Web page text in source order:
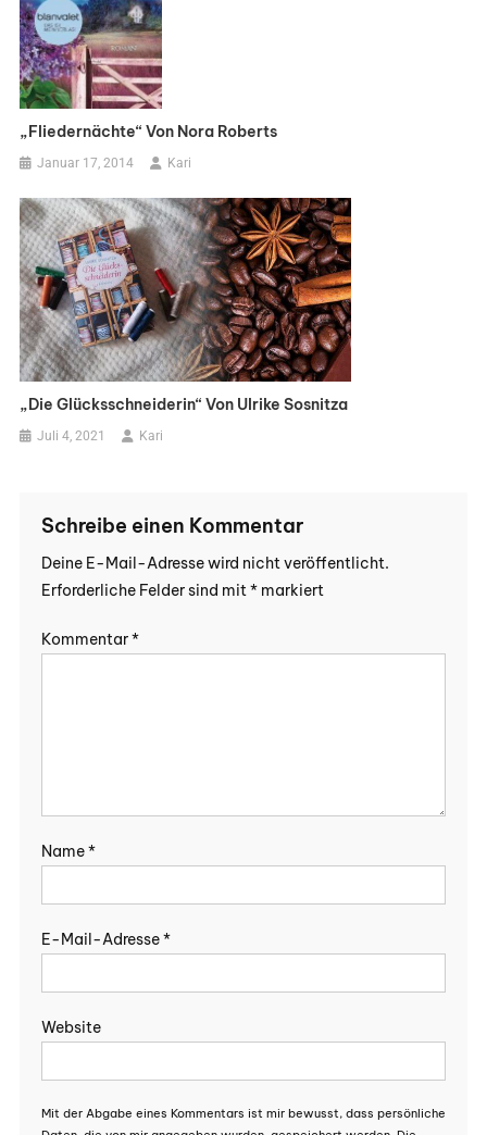
„Fliedernächte“ Von Nora Roberts
Januar 17, 2014 Kari
„Die Glücksschneiderin“ Von Ulrike Sosnitza
Juli 4, 2021 Kari
Schreibe einen Kommentar
Deine E-Mail-Adresse wird nicht veröffentlicht.
Erforderliche Felder sind mit *markiert
Kommentar*
Name*
E-Mail-Adresse*
Website
Mit der Abgabe eines Kommentars ist mir bewusst, dass persönliche